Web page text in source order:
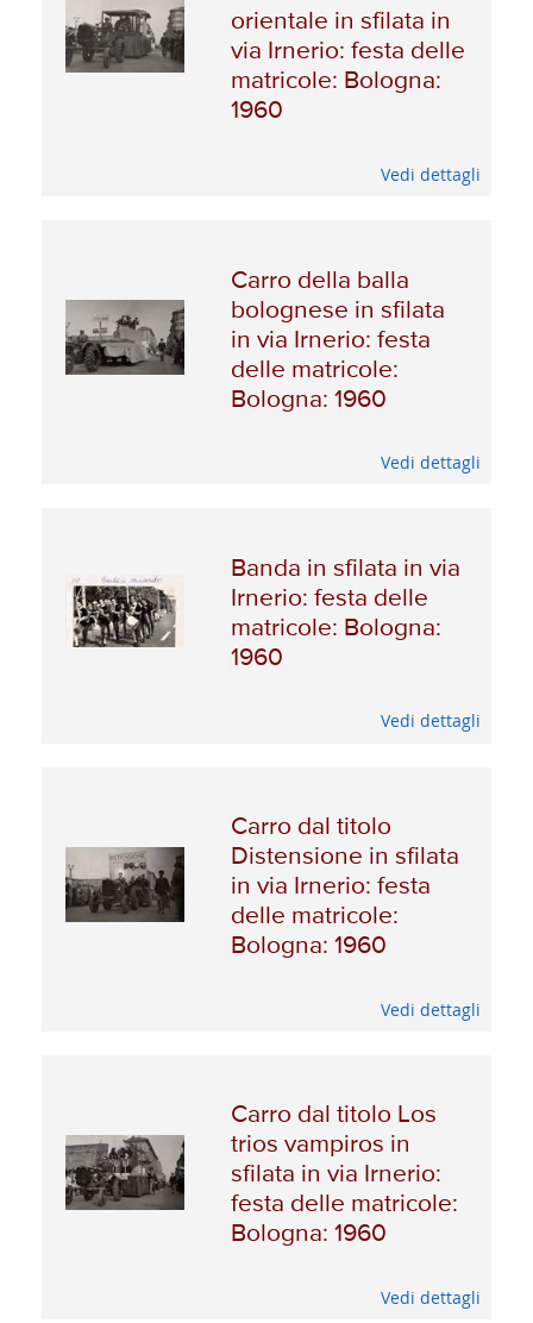
orientale in sfilata in
via Irnerio: festa delle
matricole: Bologna:
1960
Vedi dettagli
Carro della balla
bolognese in sfilata
in via Irnerio: festa
delle matricole:
Bologna: 1960
Vedi dettagli
Banda in sfilata in via
Irnerio: festa delle
matricole: Bologna:
1960
Vedi dettagli
Carro dal titolo
Distensione in sfilata
in via Irnerio: festa
delle matricole:
Bologna: 1960
Vedi dettagli
Carro dal titolo Los
trios vampiros in
sfilata in via Irnerio:
festa delle matricole:
Bologna: 1960
Vedi dettagli